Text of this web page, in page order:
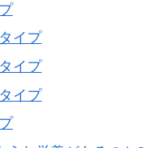
イプ
イプ
イプ